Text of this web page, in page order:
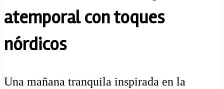
atemporal con toques
nórdicos
Una mañana tranquila inspirada en la